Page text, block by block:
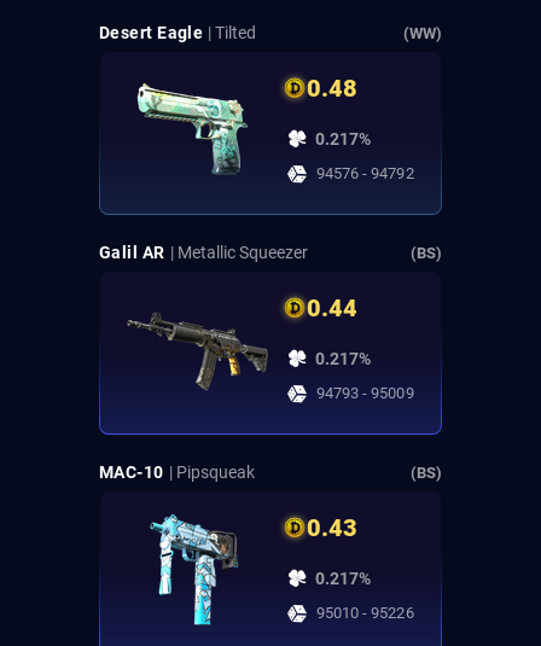
Desert Eagle | Tilted (WW)
0.48
0.217%
94576 - 94792
Galil AR | Metallic Squeezer (BS)
0.44
0.217%
94793 - 95009
MAC-10 | Pipsqueak (BS)
0.43
0.217%
95010 - 95226